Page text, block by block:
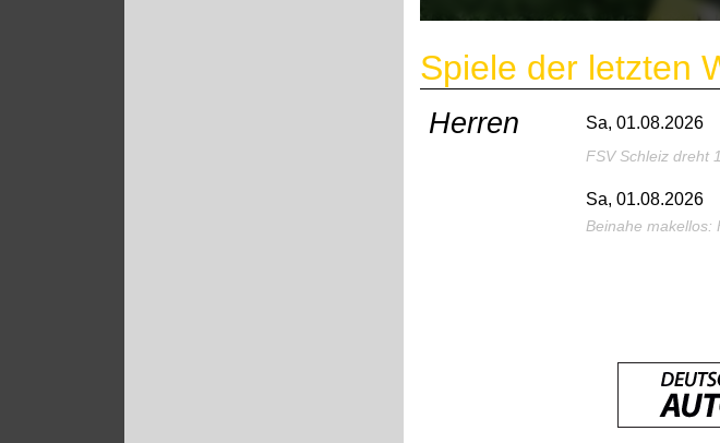
Spiele der letzten
Herren Sa, 01.08.2026
FSV Schleiz dreht
Sa, 01.08.2026
Beinahe makellos: